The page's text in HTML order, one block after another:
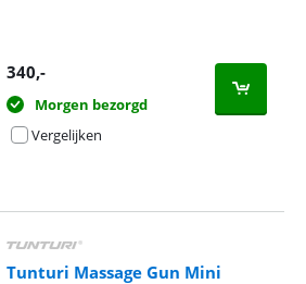
340,-
Morgen bezorgd
Vergelijken
Tunturi Massage Gun Mini